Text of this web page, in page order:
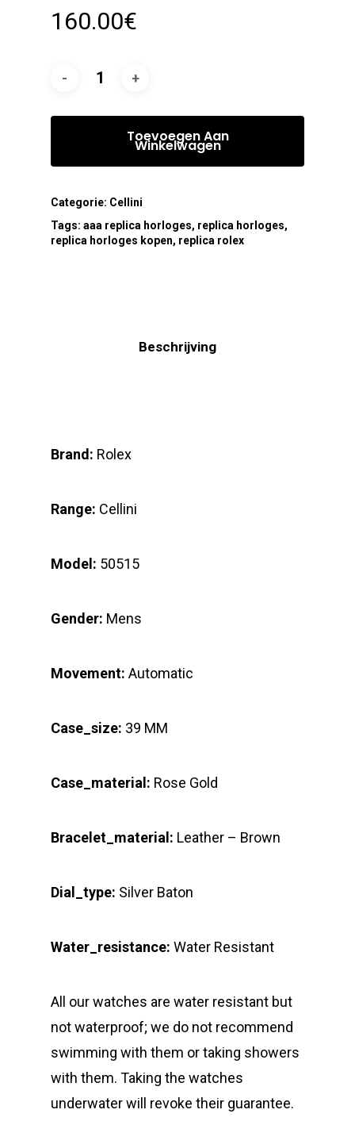
160.00€
Toevoegen Aan
Winkelwagen
Categorie: Cellini
Tags: aaa replica horloges, replica horloges,
replica horloges kopen, replica rolex
Beschrijving
Brand: Rolex
Range: Cellini
Model: 50515
Gender: Mens
Movement: Automatic
Case_size: 39 MM
Case_material: Rose Gold
Bracelet_material: Leather – Brown
Dial_type: Silver Baton
Water_resistance: Water Resistant
All our watches are water resistant but
not waterproof; we do not recommend
swimming with them or taking showers
with them. Taking the watches
underwater will revoke their guarantee.